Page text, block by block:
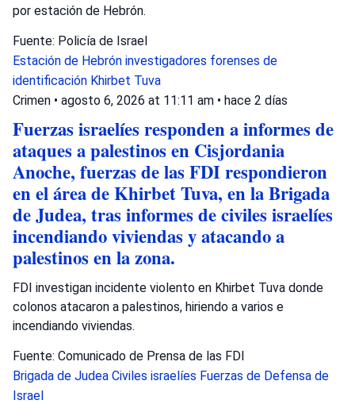
por estación de Hebrón.
Fuente: Policía de Israel
Estación de Hebrón investigadores forenses de
identificación Khirbet Tuva
Crimen • agosto 6, 2026 at 11:11 am • hace 2 días
Fuerzas israelíes responden a informes de
ataques a palestinos en Cisjordania
Anoche, fuerzas de las FDI respondieron
en el área de Khirbet Tuva, en la Brigada
de Judea, tras informes de civiles israelíes
incendiando viviendas y atacando a
palestinos en la zona.
FDI investigan incidente violento en Khirbet Tuva donde
colonos atacaron a palestinos, hiriendo a varios e
incendiando viviendas.
Fuente: Comunicado de Prensa de las FDI
Brigada de Judea Civiles israelíes Fuerzas de Defensa de
Israel